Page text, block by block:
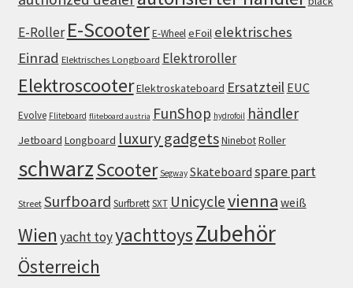
E-Roller E-ScooterE-WheeleFoil elektrisches
Einrad Elektrisches Longboard Elektroroller
ElektroscooterElektroskateboard Ersatzteil EUC
Evolve Fliteboard fliteboard austria FunShop hydrofoil händler
Jetboard Longboard luxury gadgetsNinebotRoller
schwarzScooter Segway Skateboard spare part
Street Surfboard SurfbrettSXT Unicyclevienna weiß
Wien yacht toyyachttoysZubehör
Österreich